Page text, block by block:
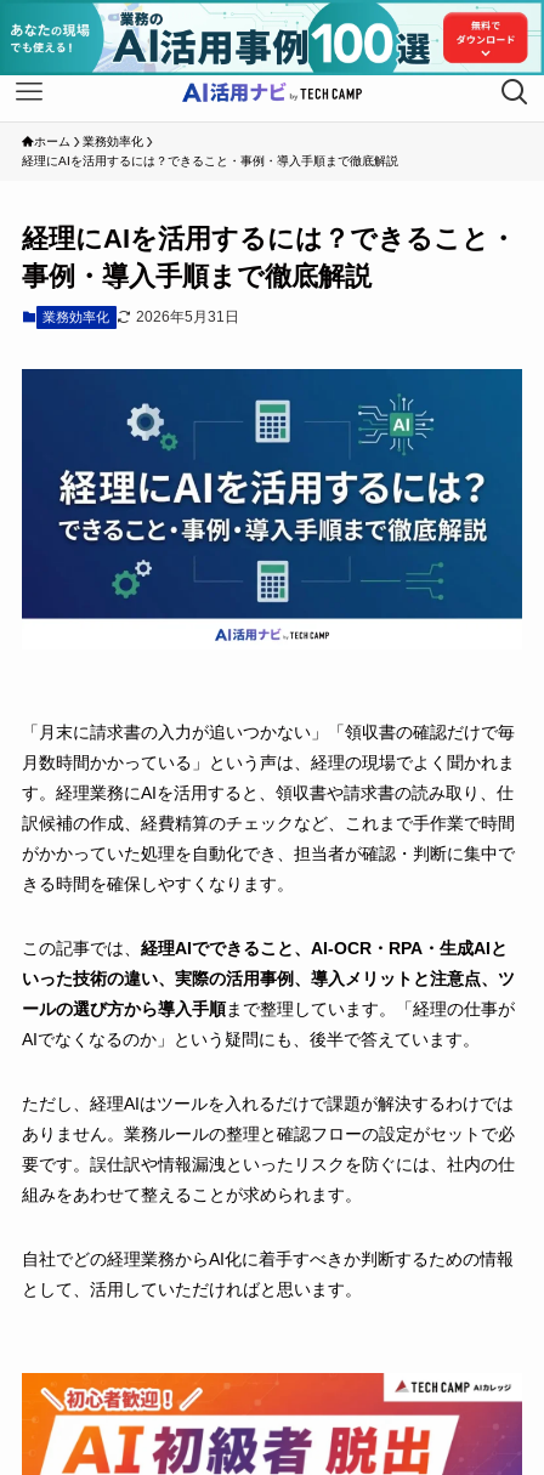
ホーム
業務効率化
経理にAIを活用するには？できること・事例・導入手順まで徹底解説
経理にAIを活用するには？できること・
事例・導入手順まで徹底解説
業務効率化 2026年5月31日
「月末に請求書の入力が追いつかない」「領収書の確認だけで毎
月数時間かかっている」という声は、経理の現場でよく聞かれま
す。経理業務にAIを活用すると、領収書や請求書の読み取り、仕
訳候補の作成、経費精算のチェックなど、これまで手作業で時間
がかかっていた処理を自動化でき、担当者が確認・判断に集中で
きる時間を確保しやすくなります。
この記事では、 経理AIでできること、AI-OCR・RPA・生成AIと
いった技術の違い、実際の活用事例、導入メリットと注意点、ツ
ールの選び方から導入手順まで整理しています。「経理の仕事が
AIでなくなるのか」という疑問にも、後半で答えています。
ただし、経理AIはツールを入れるだけで課題が解決するわけでは
ありません。業務ルールの整理と確認フローの設定がセットで必
要です。誤仕訳や情報漏洩といったリスクを防ぐには、社内の仕
組みをあわせて整えることが求められます。
自社でどの経理業務からAI化に着手すべきか判断するための情報
として、活用していただければと思います。